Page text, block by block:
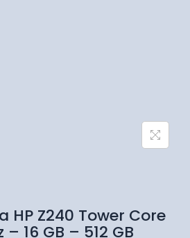
HP Z240 Tower Core
– 16 GB – 512 GB